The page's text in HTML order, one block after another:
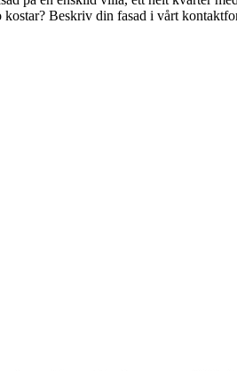
Beskriv din fasad i vårt